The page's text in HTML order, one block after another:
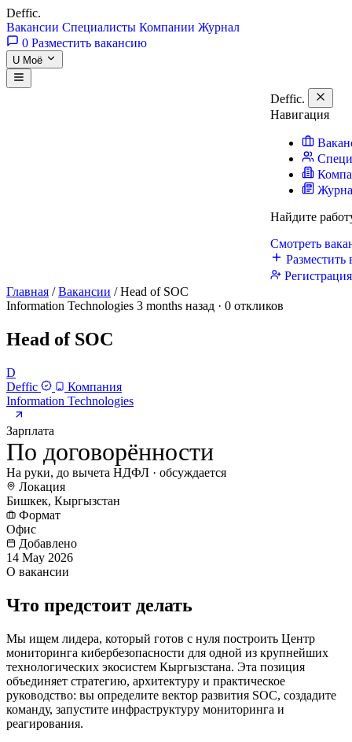
Deffic.
Вакансии Специалисты Компании Журнал
0 Разместить вакансию
U Моё
Deffic.
Навигация
Найдите
Смотреть
Разместить
Главная / Вакансии / Head of SOC
Information Technologies 3 months назад · 0 откликов
Head of SOC
D
Deffic
Компания
Information Technologies
Зарплата
По договорённости
На руки, до вычета НДФЛ · обсуждается
Локация
Бишкек, Кыргызстан
Формат
Офис
Добавлено
14 May 2026
О вакансии
Что предстоит делать
Мы ищем лидера, который готов с нуля построить Центр
мониторинга кибербезопасности для одной из крупнейших
технологических экосистем Кыргызстана. Эта позиция
объединяет стратегию, архитектуру и практическое
руководство: вы определите вектор развития SOC, создадите
команду, запустите инфраструктуру мониторинга и
реагирования.